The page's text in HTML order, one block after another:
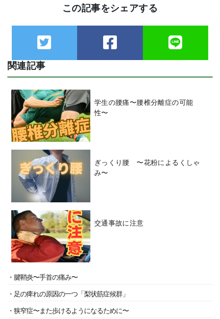
この記事をシェアする
関連記事
学生の腰痛〜腰椎分離症の可能
性〜
ぎっくり腰 〜花粉によるくしゃ
み〜
交通事故に注意
・腱鞘炎〜手首の痛み〜
・足の痺れの原因の一つ「梨状筋症候群」
・狭窄症〜また歩けるようになるために〜